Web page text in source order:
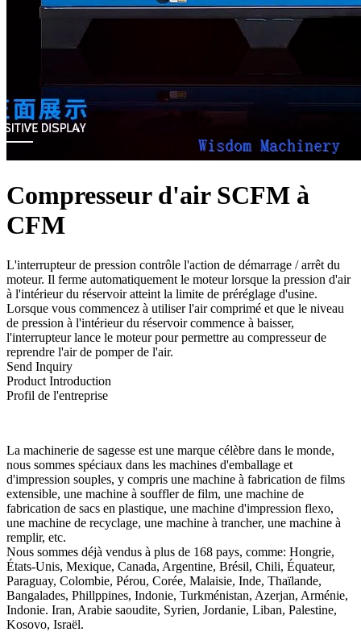
Compresseur d'air SCFM à
CFM
L'interrupteur de pression contrôle l'action de démarrage / arrêt du
moteur. Il ferme automatiquement le moteur lorsque la pression d'air
à l'intérieur du réservoir atteint la limite de préréglage d'usine.
Lorsque vous commencez à utiliser l'air comprimé et que le niveau
de pression à l'intérieur du réservoir commence à baisser,
l'interrupteur lance le moteur pour permettre au compresseur de
reprendre l'air de pomper de l'air.
Send Inquiry
Product Introduction
Profil de l'entreprise
La machinerie de sagesse est une marque célèbre dans le monde,
nous sommes spéciaux dans les machines d'emballage et
d'impression souples, y compris une machine à fabrication de films
extensible, une machine à souffler de film, une machine de
fabrication de sacs en plastique, une machine d'impression flexo,
une machine de recyclage, une machine à trancher, une machine à
remplir, etc.
Nous sommes déjà vendus à plus de 168 pays, comme: Hongrie,
États-Unis, Mexique, Canada, Argentine, Brésil, Chili, Équateur,
Paraguay, Colombie, Pérou, Corée, Malaisie, Inde, Thaïlande,
Bangalades, Phillppines, Indonie, Turkménistan, Azerjan, Arménie,
Indonie. Iran, Arabie saoudite, Syrien, Jordanie, Liban, Palestine,
Kosovo, Israël.